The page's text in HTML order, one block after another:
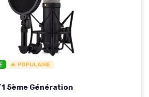
🔥 POPULAIRE
5ème Génération